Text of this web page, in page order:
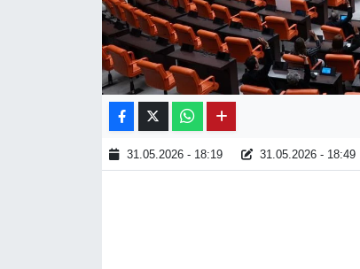
31.05.2026 - 18:19 31.05.2026 - 18:49